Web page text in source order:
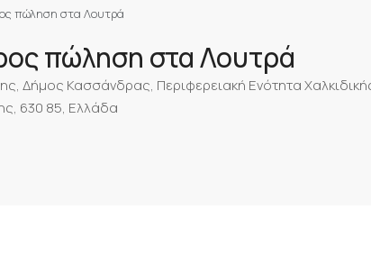
πώληση στα Λουτρά
πώληση στα Λουτρά
Δήμος Κασσάνδρας, Περιφερειακή Ενότητα
630 85, Ελλάδα